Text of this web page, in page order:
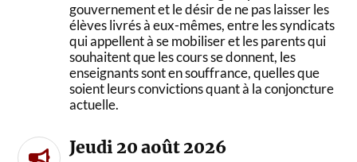
gouvernement et le désir de ne pas laisser les
élèves livrés à eux-mêmes, entre les syndicats
qui appellent à se mobiliser et les parents qui
souhaitent que les cours se donnent, les
enseignants sont en souffrance, quelles que
soient leurs convictions quant à la conjoncture
actuelle.
Jeudi 20 août 2026